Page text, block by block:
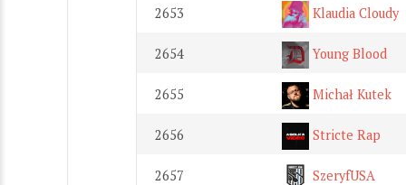
2653 Klaudia Cloudy
2654 Young Blood
2655 Michał Kutek
2656 Stricte Rap
2657 SzeryfUSA